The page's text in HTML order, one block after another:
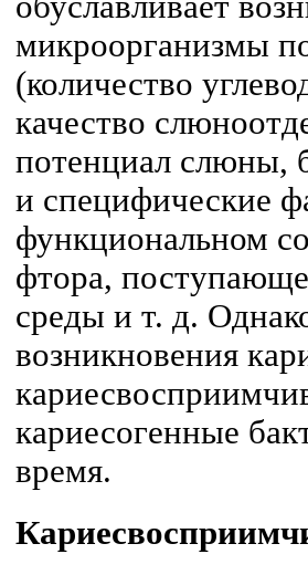
микроорганизмы
(количество
качество
потенциал слюны,
и специфические
функциональном
фтора,
среды и т. д.
возникновения
кариесогенные
время.